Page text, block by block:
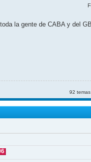
la gente de CABA y del
92